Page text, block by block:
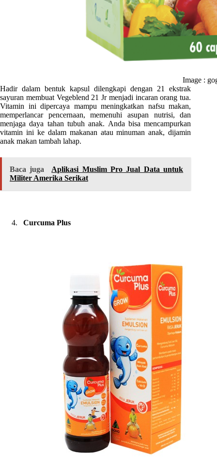
Image :
Hadir dalam bentuk kapsul dilengkapi dengan 21 ekstrak
sayuran membuat Vegeblend 21 Jr menjadi incaran orang tua.
Vitamin ini dipercaya mampu meningkatkan nafsu makan,
memperlancar pencernaan, memenuhi asupan nutrisi, dan
menjaga daya tahan tubuh anak. Anda bisa mencampurkan
vitamin ini ke dalam makanan atau minuman anak, dijamin
anak makan tambah lahap.
Baca juga
Aplikasi Muslim Pro Jual Data untuk
Militer Amerika Serikat
Curcuma Plus